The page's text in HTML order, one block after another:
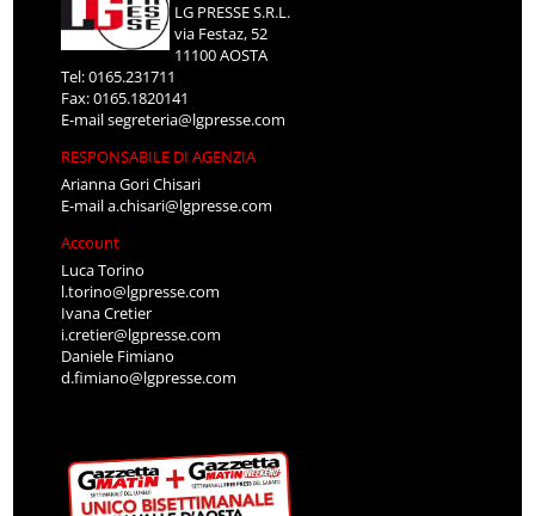
LG PRESSE S.R.L.
via Festaz, 52
11100 AOSTA
Tel: 0165.231711
Fax: 0165.1820141
E-mailsegreteria@lgpresse.com
RESPONSABILE DI AGENZIA
Arianna Gori Chisari
E-maila.chisari@lgpresse.com
Account
Luca Torino
l.torino@lgpresse.com
Ivana Cretier
i.cretier@lgpresse.com
Daniele Fimiano
d.fimiano@lgpresse.com